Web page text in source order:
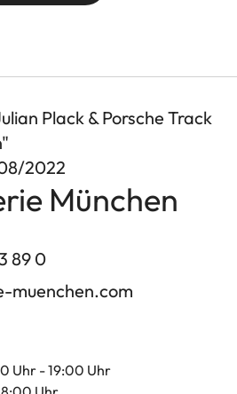
Plack & Porsche Track
2022
München
89 0
muenchen.com
Uhr - 19:00 Uhr